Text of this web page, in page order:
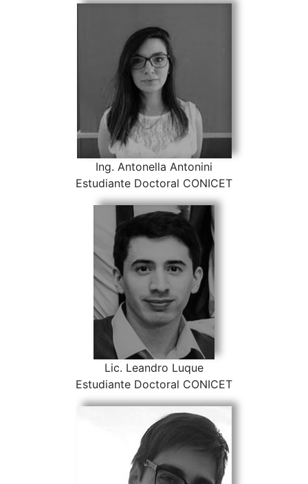
Ing. Antonella Antonini
Estudiante Doctoral CONICET
Lic. Leandro Luque
Estudiante Doctoral CONICET